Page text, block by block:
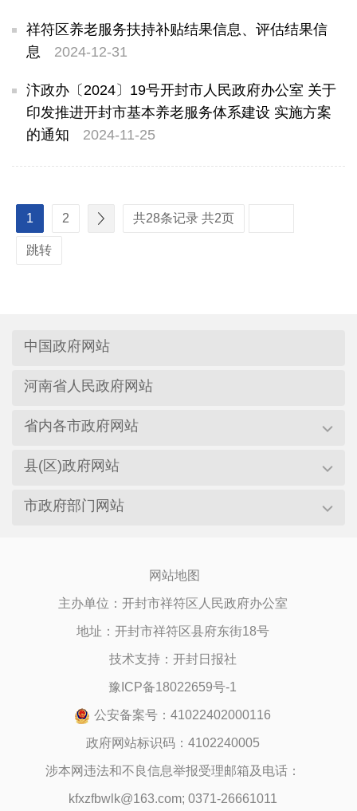
祥符区养老服务扶持补贴结果信息、评估结果信
息
2024-12-31
汴政办〔2024〕19号开封市人民政府办公室 关于
印发推进开封市基本养老服务体系建设 实施方案
的通知
2024-11-25
1 2 共28条记录 共2页
跳转
中国政府网站
河南省人民政府网站
省内各市政府网站
县(区)政府网站
市政府部门网站
网站地图
主办单位：开封市祥符区人民政府办公室
地址：开封市祥符区县府东街18号
技术支持：开封日报社
豫ICP备18022659号-1
公安备案号：41022402000116
政府网站标识码：4102240005
涉本网违法和不良信息举报受理邮箱及电话：
kfxzfbwlk@163.com; 0371-26661011